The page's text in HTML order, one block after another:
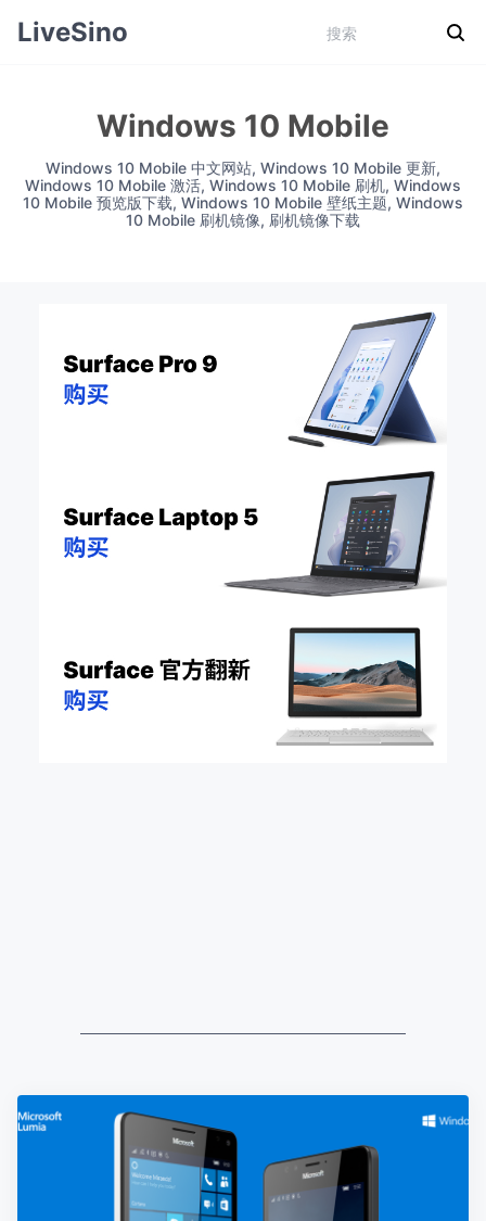
LiveSino
Windows 10 Mobile
Windows 10 Mobile 中文网站, Windows 10 Mobile 更新,
Windows 10 Mobile 激活, Windows 10 Mobile 刷机, Windows
10 Mobile 预览版下载, Windows 10 Mobile 壁纸主题, Windows
10 Mobile 刷机镜像, 刷机镜像下载